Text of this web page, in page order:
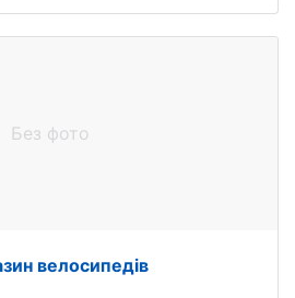
Без фото
велосипедів